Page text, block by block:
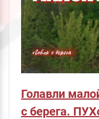
Голавли
с берега.